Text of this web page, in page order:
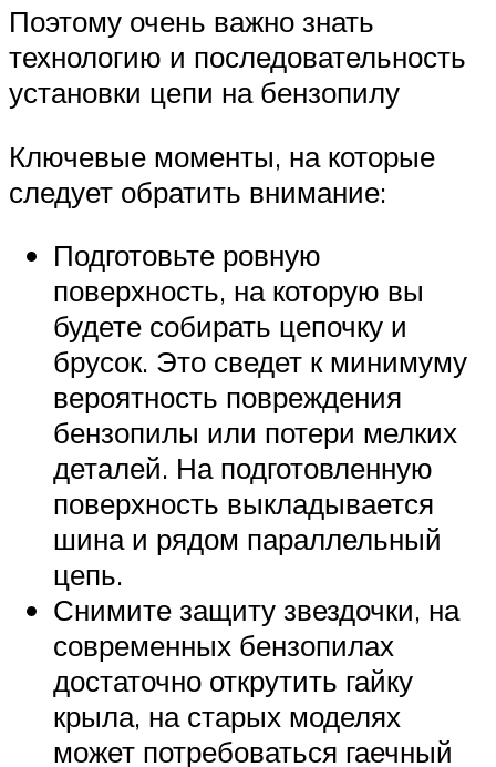
Поэтому очень важно знать
технологию и последовательность
установки цепи на бензопилу
Ключевые моменты, на которые
следует обратить внимание:
Подготовьте ровную
поверхность, на которую вы
будете собирать цепочку и
брусок. Это сведет к минимуму
вероятность повреждения
бензопилы или потери мелких
деталей. На подготовленную
поверхность выкладывается
шина и рядом параллельный
цепь.
Снимите защиту звездочки, на
современных бензопилах
достаточно открутить гайку
крыла, на старых моделях
может потребоваться гаечный